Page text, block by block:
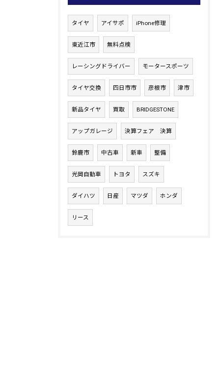
タイヤ アイサポ iPhone修理
東近江市 無料点検
レーシングドライバー モータースポーツ
タイヤ交換 四日市市 彦根市 津市
新品タイヤ 買取 BRIDGESTONE
アップガレージ 決算フェア 決算
鈴鹿市 中古車 新車 整備
光岡自動車 トヨタ スズキ
ダイハツ 日産 マツダ ホンダ
リース